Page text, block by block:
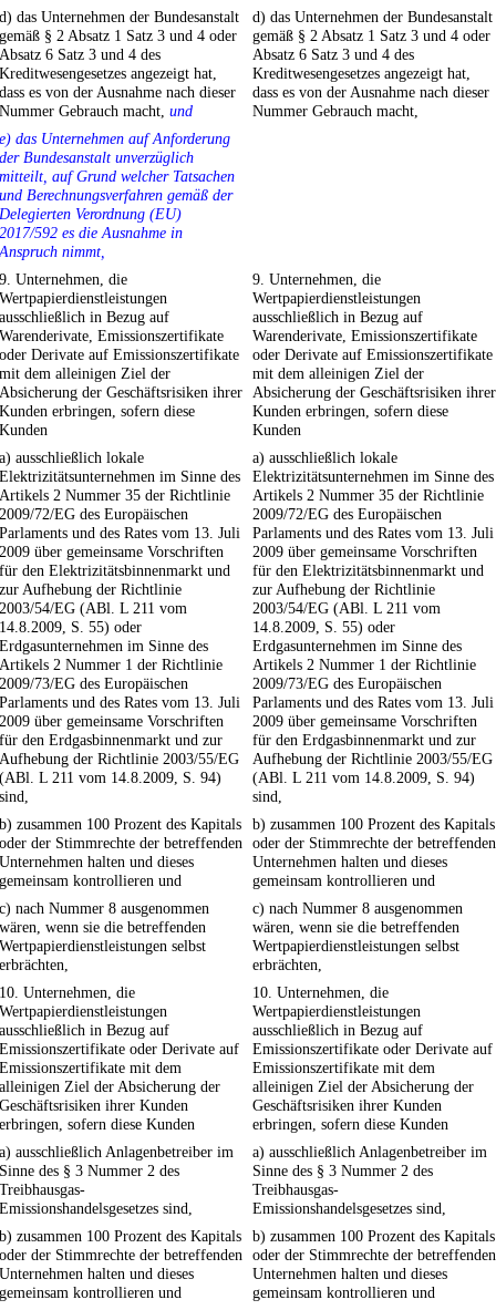
d) das Unternehmen der Bundesanstalt
gemäß § 2 Absatz 1 Satz 3 und 4 oder
Absatz 6 Satz 3 und 4 des
Kreditwesengesetzes angezeigt hat,
dass es von der Ausnahme nach dieser
Nummer Gebrauch macht, und
d) das Unternehmen der Bundesanstalt
gemäß § 2 Absatz 1 Satz 3 und 4 oder
Absatz 6 Satz 3 und 4 des
Kreditwesengesetzes angezeigt hat,
dass es von der Ausnahme nach dieser
Nummer Gebrauch macht,
e) das Unternehmen auf Anforderung
der Bundesanstalt unverzüglich
mitteilt, auf Grund welcher Tatsachen
und Berechnungsverfahren gemäß der
Delegierten Verordnung (EU)
2017/592 es die Ausnahme in
Anspruch nimmt,
9. Unternehmen, die
Wertpapierdienstleistungen
ausschließlich in Bezug auf
Warenderivate, Emissionszertifikate
oder Derivate auf Emissionszertifikate
mit dem alleinigen Ziel der
Absicherung der Geschäftsrisiken ihrer
Kunden erbringen, sofern diese
Kunden
9. Unternehmen, die
Wertpapierdienstleistungen
ausschließlich in Bezug auf
Warenderivate, Emissionszertifikate
oder Derivate auf Emissionszertifikate
mit dem alleinigen Ziel der
Absicherung der Geschäftsrisiken ihrer
Kunden erbringen, sofern diese
Kunden
a) ausschließlich lokale
Elektrizitätsunternehmen im Sinne des
Artikels 2 Nummer 35 der Richtlinie
2009/72/EG des Europäischen
Parlaments und des Rates vom 13. Juli
2009 über gemeinsame Vorschriften
für den Elektrizitätsbinnenmarkt und
zur Aufhebung der Richtlinie
2003/54/EG (ABl. L 211 vom
14.8.2009, S. 55) oder
Erdgasunternehmen im Sinne des
Artikels 2 Nummer 1 der Richtlinie
2009/73/EG des Europäischen
Parlaments und des Rates vom 13. Juli
2009 über gemeinsame Vorschriften
für den Erdgasbinnenmarkt und zur
Aufhebung der Richtlinie 2003/55/EG
(ABl. L 211 vom 14.8.2009, S. 94)
sind,
a) ausschließlich lokale
Elektrizitätsunternehmen im Sinne des
Artikels 2 Nummer 35 der Richtlinie
2009/72/EG des Europäischen
Parlaments und des Rates vom 13. Juli
2009 über gemeinsame Vorschriften
für den Elektrizitätsbinnenmarkt und
zur Aufhebung der Richtlinie
2003/54/EG (ABl. L 211 vom
14.8.2009, S. 55) oder
Erdgasunternehmen im Sinne des
Artikels 2 Nummer 1 der Richtlinie
2009/73/EG des Europäischen
Parlaments und des Rates vom 13. Juli
2009 über gemeinsame Vorschriften
für den Erdgasbinnenmarkt und zur
Aufhebung der Richtlinie 2003/55/EG
(ABl. L 211 vom 14.8.2009, S. 94)
sind,
b) zusammen 100 Prozent des Kapitals
oder der Stimmrechte der betreffenden
Unternehmen halten und dieses
gemeinsam kontrollieren und
b) zusammen 100 Prozent des Kapitals
oder der Stimmrechte der betreffenden
Unternehmen halten und dieses
gemeinsam kontrollieren und
c) nach Nummer 8 ausgenommen
wären, wenn sie die betreffenden
Wertpapierdienstleistungen selbst
erbrächten,
c) nach Nummer 8 ausgenommen
wären, wenn sie die betreffenden
Wertpapierdienstleistungen selbst
erbrächten,
10. Unternehmen, die
Wertpapierdienstleistungen
ausschließlich in Bezug auf
Emissionszertifikate oder Derivate auf
Emissionszertifikate mit dem
alleinigen Ziel der Absicherung der
Geschäftsrisiken ihrer Kunden
erbringen, sofern diese Kunden
10. Unternehmen, die
Wertpapierdienstleistungen
ausschließlich in Bezug auf
Emissionszertifikate oder Derivate auf
Emissionszertifikate mit dem
alleinigen Ziel der Absicherung der
Geschäftsrisiken ihrer Kunden
erbringen, sofern diese Kunden
a) ausschließlich Anlagenbetreiber im
Sinne des § 3 Nummer 2 des
Treibhausgas-
Emissionshandelsgesetzes sind,
a) ausschließlich Anlagenbetreiber im
Sinne des § 3 Nummer 2 des
Treibhausgas-
Emissionshandelsgesetzes sind,
b) zusammen 100 Prozent des Kapitals
oder der Stimmrechte der betreffenden
Unternehmen halten und dieses
gemeinsam kontrollieren und
b) zusammen 100 Prozent des Kapitals
oder der Stimmrechte der betreffenden
Unternehmen halten und dieses
gemeinsam kontrollieren und